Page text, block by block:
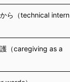
ら（technical intern
（caregiving as a